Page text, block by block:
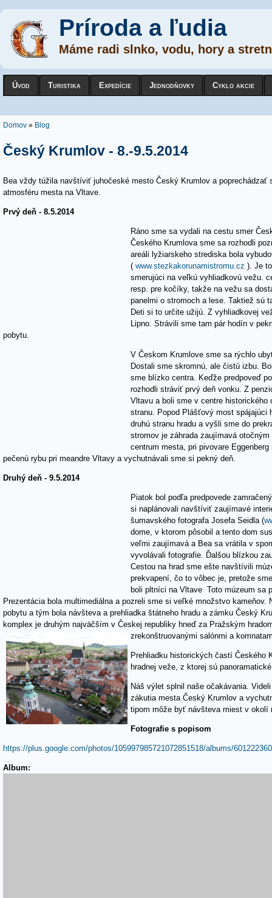
Príroda a ľudia
Máme radi slnko, vodu, hory a
Úvod Turistika Expedície Jednodňovky Cyklo akcie
Nachádzate sa tu
Domov » Blog
Český Krumlov - 8.-9.5.2014
Bea vždy túžila navštíviť juhočeské mesto Český Krumlov a
atmosféru mesta na Vltave.
Prvý deň - 8.5.2014
Ráno sme sa vydali na cestu smer
Českého Krumlova sme sa rozhodli
areáli lyžiarskeho strediska bola
( www.stezkakorunamistromu.cz ). Je
smerujúci na veľkú vyhliadkovú vežu.
resp. pre kočíky, takže na vežu sa
panelmi o stromoch a lese. Taktiež sú
Deti si to určite užijú. Z vyhliadkovej
Lipno. Strávili sme tam pár hodín v
pobytu.
V Českom Krumlove sme sa rýchlo
Dostali sme skromnú, ale čistú izbu.
sme blízko centra. Keďže predpoveď
rozhodli stráviť prvý deň vonku. Z
Vltavu a boli sme v centre
stranu. Popod Plášťový most spájajúci
druhú stranu hradu a vyšli sme do
stromov je záhrada zaujímavá
centrum mesta, pri pivovare
pečenú rybu pri meandre Vltavy a vychutnávali sme si pekný deň.
Druhý deň - 9.5.2014
Piatok bol podľa predpovede
si naplánovali navštíviť zaujímavé
šumavského fotografa Josefa Seidla (
dome, v ktorom pôsobil a tento dom
veľmi zaujímavá a Bea sa vrátila v
vyvolávali fotografie. Ďalšou blízkou
Cestou na hrad sme ešte navštívili
prekvapení, čo to vôbec je, pretože
boli pltníci na Vltave Toto múzeum sa
Prezentácia bola multimediálna a pozreli sme si veľké množstvo kameňov.
pobytu a tým bola návšteva a prehliadka štátneho hradu a zámku Český
komplex je druhým najväčším v Českej republiky hneď za Pražským
zrekonštruovanými salónmi a
Prehliadku historických častí Českého
hradnej veže, z ktorej sú
Náš výlet splnil naše očakávania.
zákutia mesta Český Krumlov a
tipom môže byť návšteva miest v
Fotografie s popisom
https://plus.google.com/photos/105997985721072851518/albums/
Album: